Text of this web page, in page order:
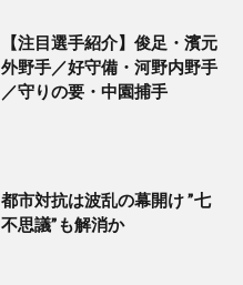
【注目選手紹介】俊足・濱元
外野手／好守備・河野内野手
／守りの要・中園捕手
都市対抗は波乱の幕開け ”七
不思議”も解消か